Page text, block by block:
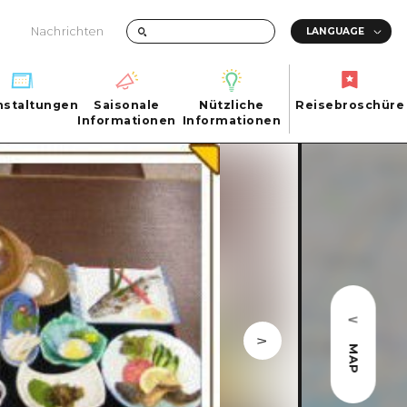
Nachrichten
Saisonale
Informationen
Informationen
Nützliche
Informationen
Informationen
Transportinformationen bei Katastrophen
Reisebroschüre
MAP